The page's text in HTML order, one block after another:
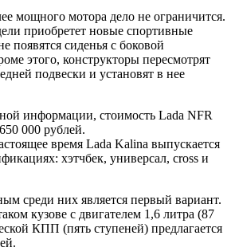
мощного мотора дело не ограничится.
приобретет новые спортивные
появятся сиденья с боковой
этого, конструкторы пересмотрят
подвески и установят в нее
информации, стоимость Lada NFR
000 рублей.
время Lada Kalina выпускается
хэтчбек, универсал, cross и
среди них является первый вариант.
кузове с двигателем 1,6 литра (87
КПП (пять ступеней) предлагается